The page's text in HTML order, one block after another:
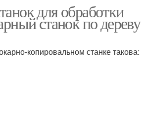
Лоботокарные станки
для обработки
станок по дереву
копировальном станке такова: